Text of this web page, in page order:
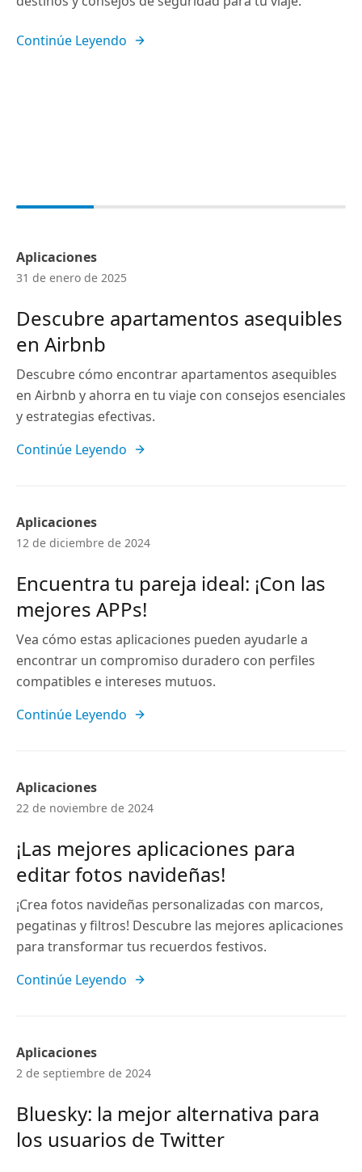
Continúe Leyendo
Aplicaciones
31 de enero de 2025
Descubre apartamentos asequibles
en Airbnb
Descubre cómo encontrar apartamentos asequibles
en Airbnb y ahorra en tu viaje con consejos esenciales
y estrategias efectivas.
Continúe Leyendo
Aplicaciones
12 de diciembre de 2024
Encuentra tu pareja ideal: ¡Con las
mejores APPs!
Vea cómo estas aplicaciones pueden ayudarle a
encontrar un compromiso duradero con perfiles
compatibles e intereses mutuos.
Continúe Leyendo
Aplicaciones
22 de noviembre de 2024
¡Las mejores aplicaciones para
editar fotos navideñas!
¡Crea fotos navideñas personalizadas con marcos,
pegatinas y filtros! Descubre las mejores aplicaciones
para transformar tus recuerdos festivos.
Continúe Leyendo
Aplicaciones
2 de septiembre de 2024
Bluesky: la mejor alternativa para
los usuarios de Twitter